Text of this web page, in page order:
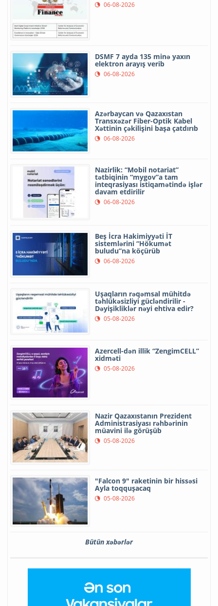
06-08-2026
DSMF 7 ayda 135 minə yaxın
elektron arayış verib
06-08-2026
Azərbaycan və Qazaxıstan
Transxəzər Fiber-Optik Kabel
Xəttinin çəkilişini başa çatdırıb
06-08-2026
Nazirlik: “Mobil notariat”
tətbiqinin “mygov”a tam
inteqrasiyası istiqamətində işlər
davam etdirilir
06-08-2026
Beş İcra Hakimiyyəti İT
sistemlərini “Hökumət
buludu”na köçürüb
06-08-2026
Uşaqların rəqəmsal mühitdə
təhlükəsizliyi gücləndirilir -
Dəyişikliklər nəyi ehtiva edir?
05-08-2026
Azercell-dən illik “ZengimCELL”
xidməti
05-08-2026
Nazir Qazaxıstanın Prezident
Administrasiyası rəhbərinin
müavini ilə görüşüb
05-08-2026
"Falcon 9" raketinin bir hissəsi
Ayla toqquşacaq
05-08-2026
Bütün xəbərlər